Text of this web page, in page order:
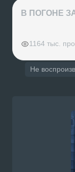
1164 тыс.
Не